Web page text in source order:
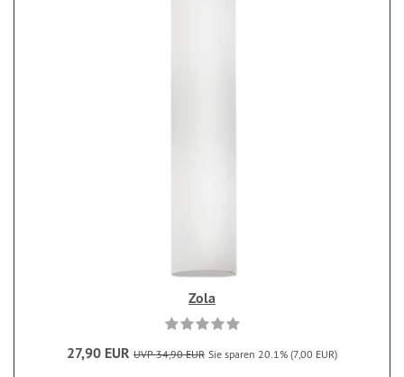
Zola
27,90 EUR UVP 34,90 EUR Sie sparen 20.1% (7,00 EUR)